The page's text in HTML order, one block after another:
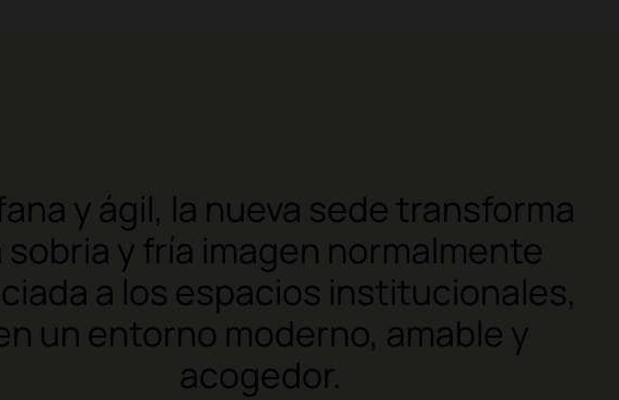
y ágil, la nueva sede transforma
sobria y fría imagen normalmente
a los espacios institucionales,
un entorno moderno, amable y
acogedor.